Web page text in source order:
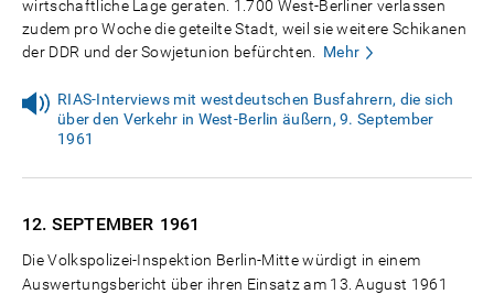
wirtschaftliche Lage geraten. 1.700 West-Berliner verlassen
zudem pro Woche die geteilte Stadt, weil sie weitere Schikanen
der DDR und der Sowjetunion befürchten.
Mehr
RIAS-Interviews mit westdeutschen Busfahrern, die sich
über den Verkehr in West-Berlin äußern, 9. September
1961
12. SEPTEMBER 1961
Die Volkspolizei-Inspektion Berlin-Mitte würdigt in einem
Auswertungsbericht über ihren Einsatz am 13. August 1961